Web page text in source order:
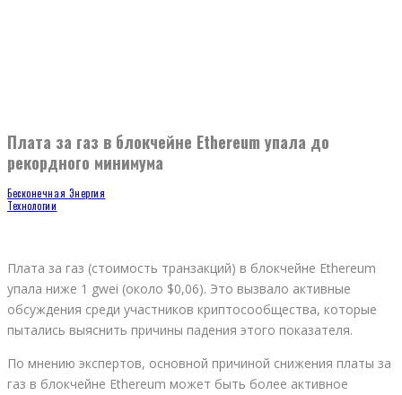
Плата за газ в блокчейне Ethereum упала до
рекордного минимума
Бесконечная Энергия
Технологии
Плата за газ (стоимость транзакций) в блокчейне Ethereum
упала ниже 1 gwei (около $0,06). Это вызвало активные
обсуждения среди участников криптосообщества, которые
пытались выяснить причины падения этого показателя.
По мнению экспертов, основной причиной снижения платы за
газ в блокчейне Ethereum может быть более активное